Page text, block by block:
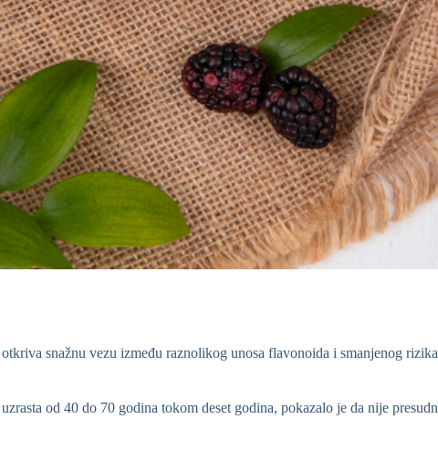
snažnu vezu između raznolikog unosa flavonoida i smanjenog
od 40 do 70 godina tokom deset godina, pokazalo je da nije